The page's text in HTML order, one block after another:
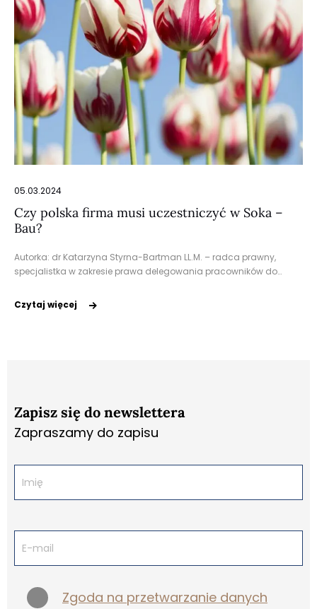
05.03.2024
Czy polska firma musi uczestniczyć w Soka –
Bau?
Autorka: dr Katarzyna Styrna-Bartman LL.M. – radca prawny,
specjalistka w zakresie prawa delegowania pracowników do…
Czytaj więcej
Zapisz się do newslettera
Zapraszamy do zapisu
Zgoda na przetwarzanie danych